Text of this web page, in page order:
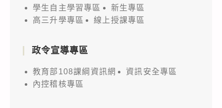
學生自主學習專區
新生專區
高三升學專區
線上授課專區
政令宣導專區
教育部108課綱資訊網
資訊安全專區
內控稽核專區